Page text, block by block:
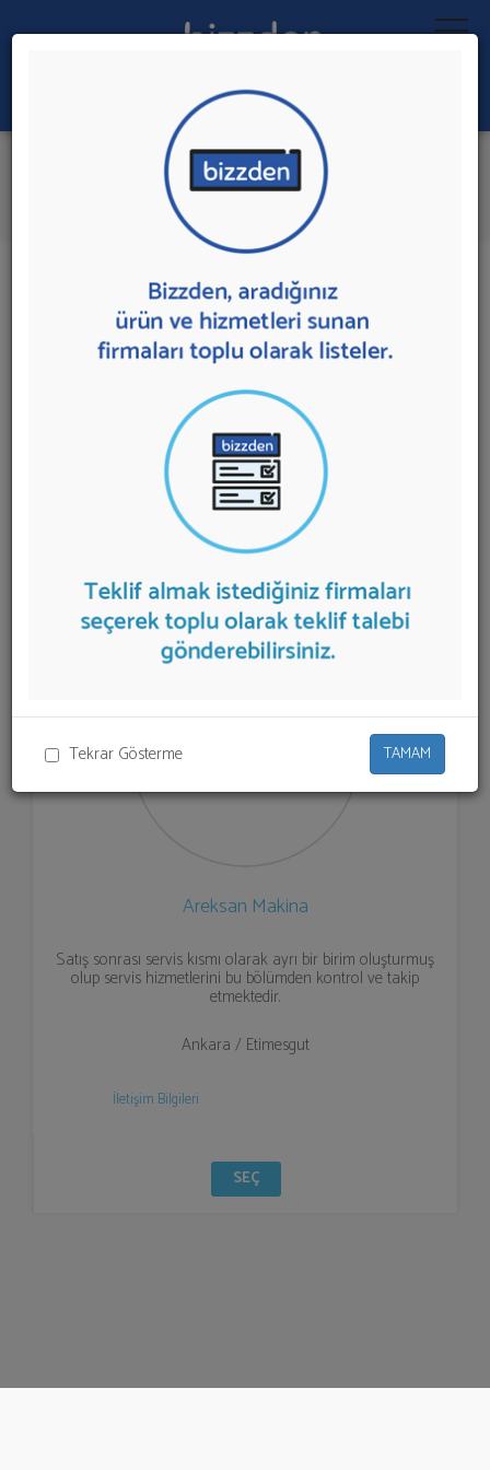
Tekrar Gösterme TAMAM
Ara:
Kışla Mücadele Ekipmanları
İlk 1 Firmadan Teklif İste
1 sonuç bulundu.
Etimesgut'daKışla Mücadele Ekipmanları
sunan firmalar aşağıda listelenmektedir.Kışla Mücadele
teklifi almak için listeden seçim yapıp ya da
"İlk 5 Firmadan Teklif İste" kısmından toplu olarak teklif
talebinizi firmalara aktarabilirsiniz.
Areksan Makina
Satış sonrası servis kısmı olarak ayrı bir birim oluşturmuş
olup servis hizmetlerini bu bölümden kontrol ve takip
etmektedir.
Ankara / Etimesgut
İletişim Bilgileri
SEÇ